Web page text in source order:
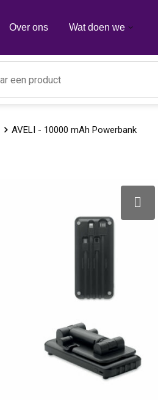
Over ons Wat doen we
AVELI - 10000 mAh Powerbank